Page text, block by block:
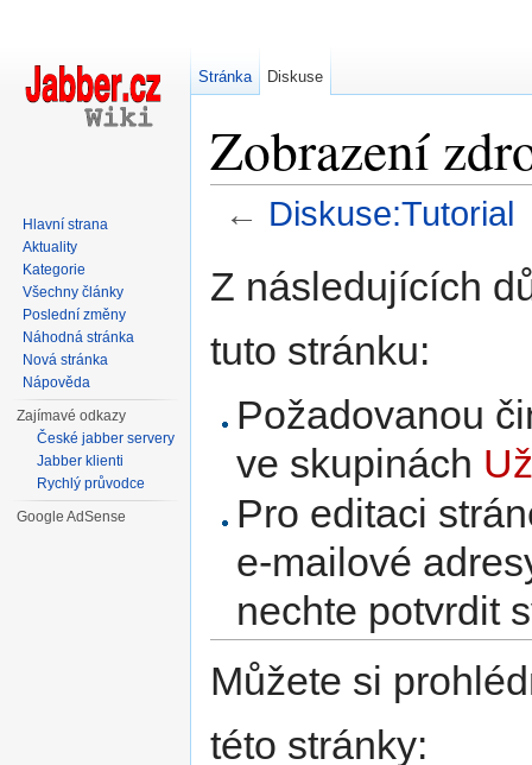
Zobrazení
← Diskuse:Tutorial
Z následujících
tuto stránku:
Požadovanou
ve skupinách
Pro editaci
e-mailové
nechte potvrdit
Můžete si
této stránky:
Stránka Diskuse
Hlavní strana
Aktuality
Kategorie
Všechny články
Poslední změny
Náhodná stránka
Nová stránka
Nápověda
Zajímavé odkazy
České jabber servery
Jabber klienti
Rychlý průvodce
Google AdSense